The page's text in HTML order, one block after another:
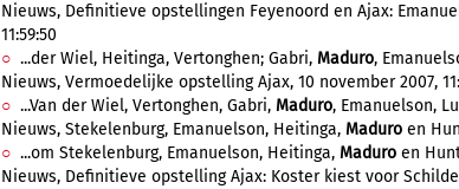
Nieuws, Definitieve opstellingen Feyenoord en Ajax:
11:59:50
...der Wiel, Heitinga, Vertonghen; Gabri, Maduro,
Nieuws, Vermoedelijke opstelling Ajax, 10 november 2007,
...Van der Wiel, Vertonghen, Gabri, Maduro, Emanuelson,
Nieuws, Stekelenburg, Emanuelson, Heitinga, Maduro en
...om Stekelenburg, Emanuelson, Heitinga, Maduro en
Nieuws, Definitieve opstelling Ajax: Koster kiest voor